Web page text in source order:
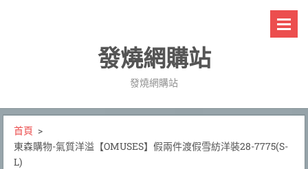
發燒網購站
發燒網購站
首頁 >
東森購物-氣質洋溢【OMUSES】假兩件渡假雪紡洋裝28-7775(S-
L)